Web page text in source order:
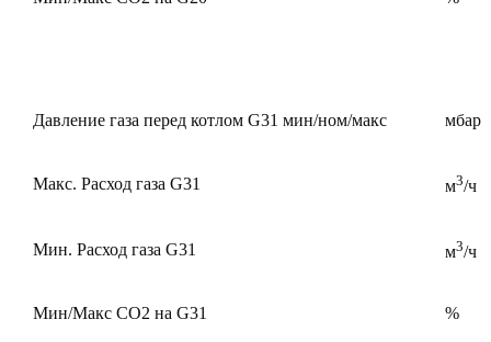
Давление газа перед котлом G31 мин/ном/макс мбар
Макс. Расход газа G31 м3/ч
Мин. Расход газа G31 м3/ч
Мин/Макс CO2 на G31 %